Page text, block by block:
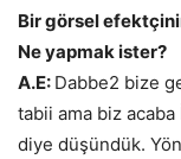
Bir görsel
Ne yapmak ister?
A.E: Dabbe2 bize
tabii ama biz acaba
diye düşündük.